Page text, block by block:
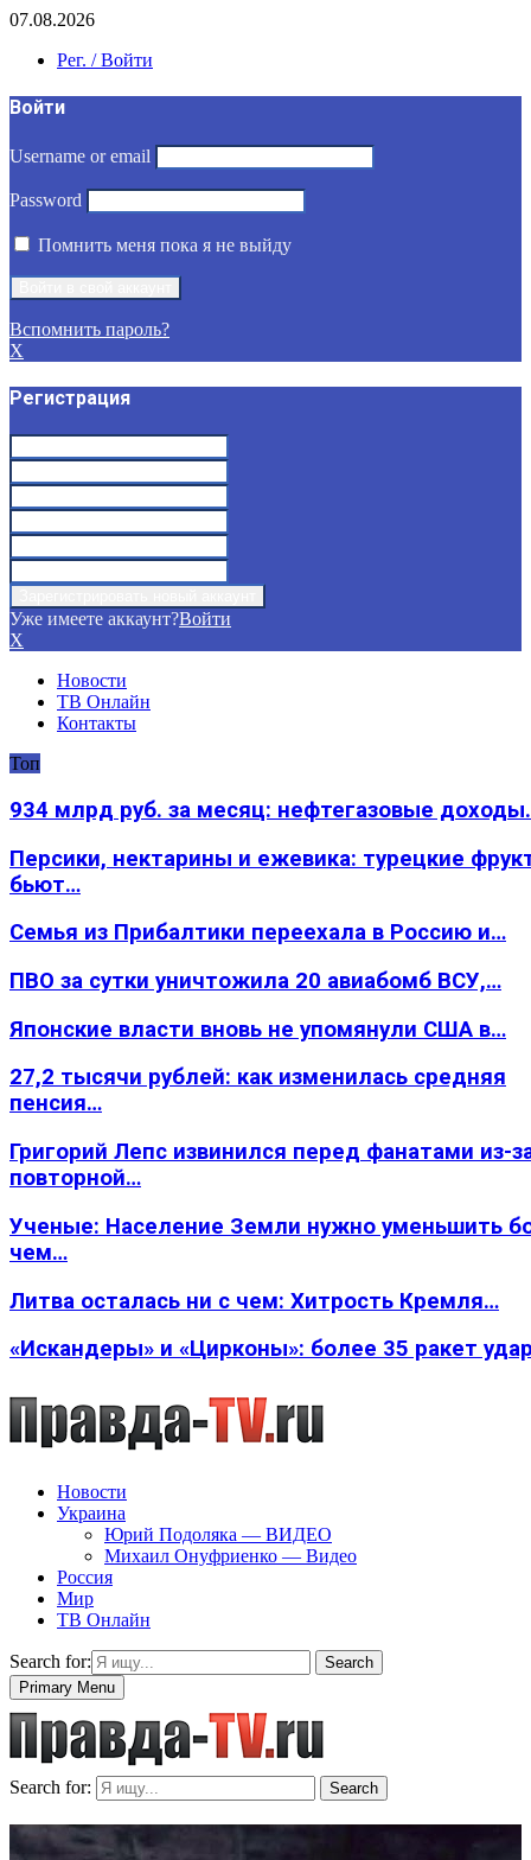
07.08.2026
Рег. / Войти
Войти
Username or email
Password
Помнить меня пока я не выйду
Вспомнить пароль?
X
Регистрация
Уже имеете аккаунт?Войти
X
Новости
ТВ Онлайн
Контакты
Топ
934 млрд руб. за месяц: нефтегазовые
Персики, нектарины и ежевика: турецкие
бьют…
Семья из Прибалтики переехала в Россию и…
ПВО за сутки уничтожила 20 авиабомб ВСУ,…
Японские власти вновь не упомянули США в…
27,2 тысячи рублей: как изменилась средняя
пенсия…
Григорий Лепс извинился перед фанатами из-
повторной…
Ученые: Население Земли нужно уменьшить
чем…
Литва осталась ни с чем: Хитрость Кремля…
«Искандеры» и «Цирконы»: более 35 ракет
Новости
Украина
Юрий Подоляка — ВИДЕО
Михаил Онуфриенко — Видео
Россия
Мир
ТВ Онлайн
Search for:
Search
Primary Menu
Search for: Search